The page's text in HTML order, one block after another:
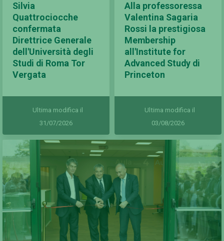
Silvia
Quattrociocche
confermata
Direttrice Generale
dell'Università degli
Studi di Roma Tor
Vergata
Ultima modifica il
31/07/2026
Alla professoressa
Valentina Sagaria
Rossi la prestigiosa
Membership
all'Institute for
Advanced Study di
Princeton
Ultima modifica il
03/08/2026